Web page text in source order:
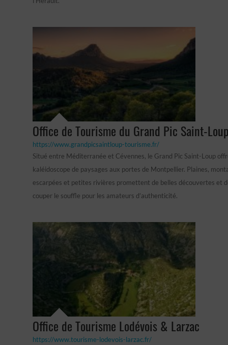
Office de Tourisme du Grand Pic Saint-
https://www.grandpicsaintloup-tourisme.fr/
Situé entre Méditerranée et Cévennes, le Grand Pic Saint-Loup
kaléidoscope de paysages aux portes de Montpellier. Plaines,
escarpées et petites rivières promettent de belles découvertes et
couper le souffle pour les amateurs d’authenticité.
Office de Tourisme Lodévois & Larzac
https://www.tourisme-lodevois-larzac.fr/